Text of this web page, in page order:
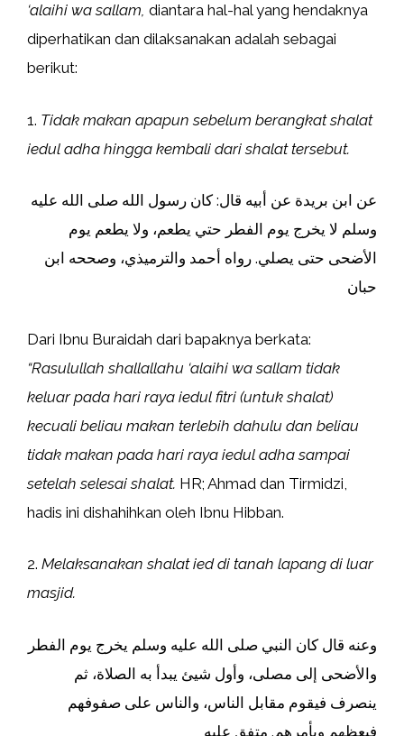
‘alaihi wa sallam, diantara hal-hal yang hendaknya
diperhatikan dan dilaksanakan adalah sebagai
berikut:
1. Tidak makan apapun sebelum berangkat shalat
iedul adha hingga kembali dari shalat tersebut.
عن ابن بريدة عن أبيه قال: كان رسول الله صلى الله عليه
وسلم لا يخرج يوم الفطر حتي يطعم، ولا يطعم يوم
الأضحى حتى يصلي. رواه أحمد والترميذي، وصححه ابن
حبان
Dari Ibnu Buraidah dari bapaknya berkata:
“Rasulullah shallallahu ‘alaihi wa sallam tidak
keluar pada hari raya iedul fitri (untuk shalat)
kecuali beliau makan terlebih dahulu dan beliau
tidak makan pada hari raya iedul adha sampai
setelah selesai shalat. HR; Ahmad dan Tirmidzi,
hadis ini dishahihkan oleh Ibnu Hibban.
2. Melaksanakan shalat ied di tanah lapang di luar
masjid.
وعنه قال كان النبي صلى الله عليه وسلم يخرج يوم الفطر
والأضحى إلى مصلى، وأول شيئ يبدأ به الصلاة، ثم
ينصرف فيقوم مقابل الناس، والناس على صفوفهم
فيعظهم ويأمرهم. متفق عليه